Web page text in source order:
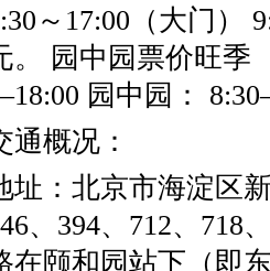
～ 17:00 （大门）
。 园中园票价旺季
18:00 园中园： 8:30
通概况：
址：北京市海淀区
、 394、 712、 718
在颐和园站下（即